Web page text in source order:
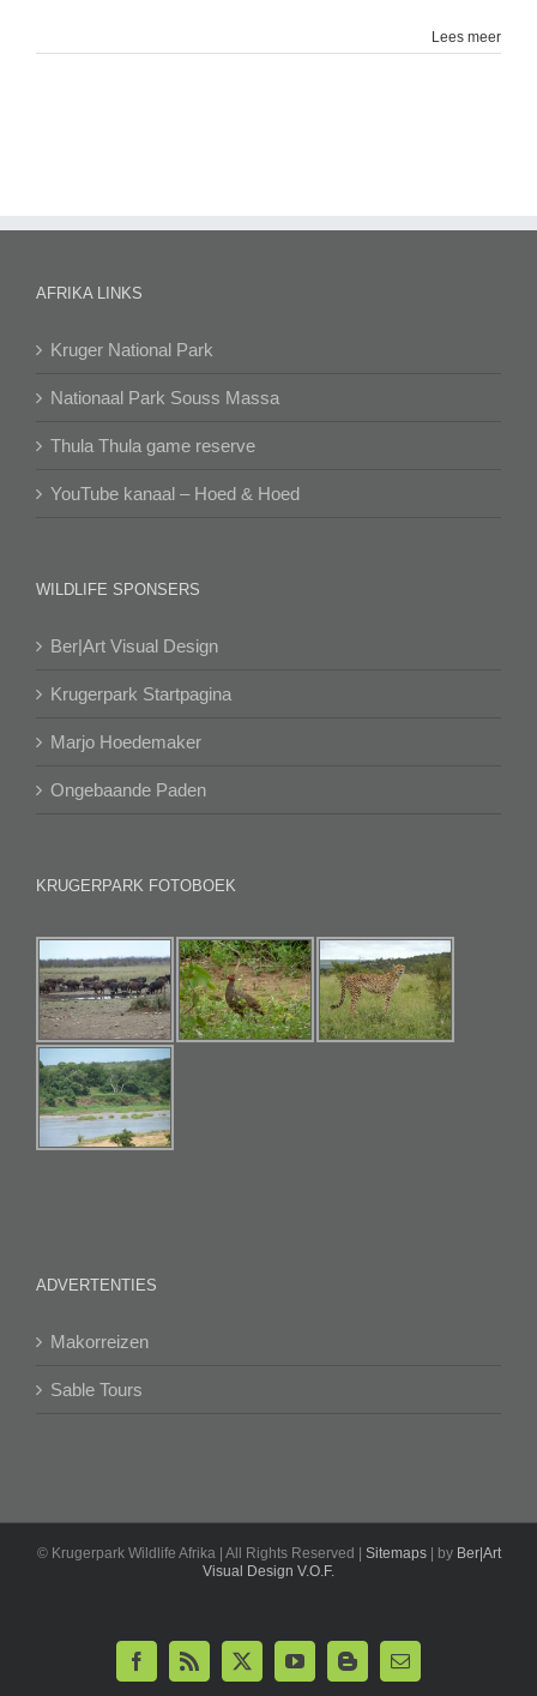
Lees meer
AFRIKA LINKS
Kruger National Park
Nationaal Park Souss Massa
Thula Thula game reserve
YouTube kanaal – Hoed & Hoed
WILDLIFE SPONSERS
Ber|Art Visual Design
Krugerpark Startpagina
Marjo Hoedemaker
Ongebaande Paden
KRUGERPARK FOTOBOEK
ADVERTENTIES
Makorreizen
Sable Tours
© Krugerpark Wildlife Afrika | All Rights Reserved | Sitemaps| by Ber|Art
Visual Design V.O.F.
Facebook
Rss X YouTubeBlogger
E-
mail